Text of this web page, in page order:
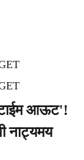
आऊट'!
नाट्यमय